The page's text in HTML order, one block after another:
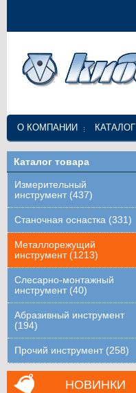
О КОМПАНИИ КАТАЛОГ
Каталог товара
Измерительный
инструмент (437)
Станочная оснастка (331)
Металлорежущий
инструмент (1213)
Слесарно-монтажный
инструмент (40)
Абразивный инструмент
(194)
Прочий инструмент (258)
НОВИНКИ